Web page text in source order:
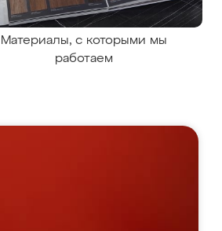
Материалы, с которыми мы
работаем